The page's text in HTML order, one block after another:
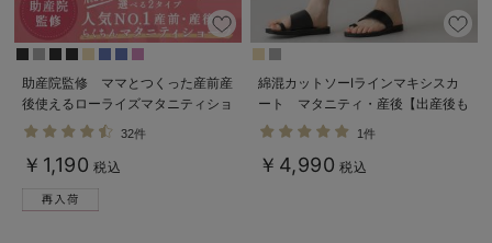
助産院監修 ママとつくった産前産
後使えるローライズマタニティショ
ーツ
32件
￥1,190 税込
綿混カットソーIラインマキシスカ
ート マタニティ・産後【出産後も
長く着られる】
1件
￥4,990 税込